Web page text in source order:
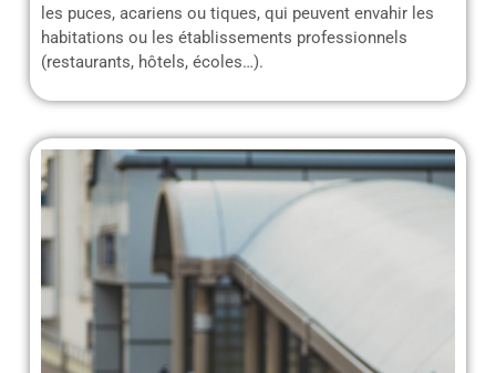
les puces, acariens ou tiques, qui peuvent envahir les
habitations ou les établissements professionnels
(restaurants, hôtels, écoles…).